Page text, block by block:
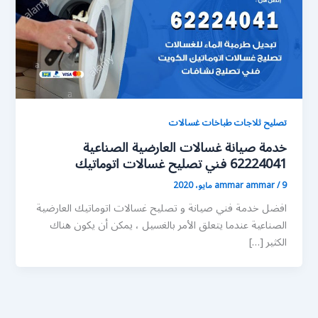
تصليح ثلاجات طباخات غسالات
خدمة صيانة غسالات العارضية الصناعية
62224041 فني تصليح غسالات اتوماتيك
ammar ammar/9 مايو، 2020
افضل خدمة فني صيانة و تصليح غسالات اتوماتيك العارضية
الصناعية عندما يتعلق الأمر بالغسيل ، يمكن أن يكون هناك
الكثير […]